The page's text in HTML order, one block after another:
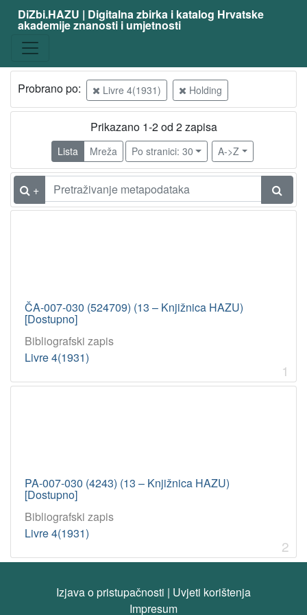
DiZbi.HAZU | Digitalna zbirka i katalog Hrvatske
akademije znanosti i umjetnosti
Probrano po: Livre 4(1931) Holding
Prikazano 1-2 od 2 zapisa
Lista Mreža Po stranici: 30 A->Z
+
ČA-007-030 (524709) (13 – Knjižnica HAZU)
[Dostupno]
Bibliografski zapis
Livre 4(1931)
1
PA-007-030 (4243) (13 – Knjižnica HAZU)
[Dostupno]
Bibliografski zapis
Livre 4(1931)
2
Izjava o pristupačnosti | Uvjeti korištenja
Impresum